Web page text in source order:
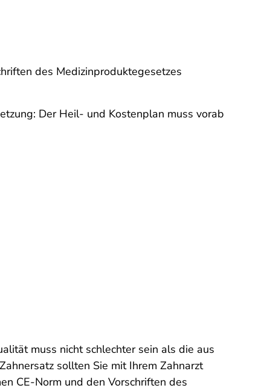
des Medizinproduktegesetzes
Der Heil- und Kostenplan muss vorab
muss nicht schlechter sein als die aus
sollten Sie mit Ihrem Zahnarzt
CE-Norm und den Vorschriften des